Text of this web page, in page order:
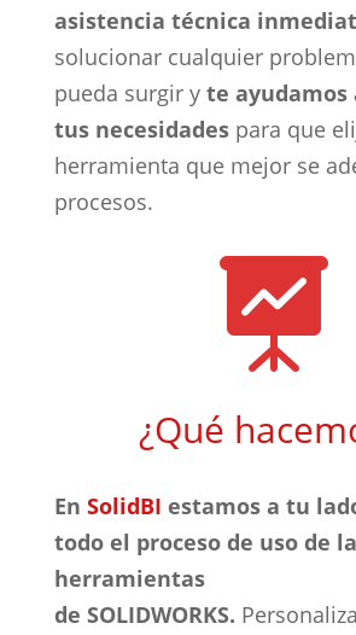
asistencia técnica
solucionar cualquier
pueda surgir y te ayudamos
tus necesidadespara que
herramienta que mejor se
procesos.

¿Qué
En SolidBI estamos a tu
todo el proceso de uso de
herramientas
de SOLIDWORKS.